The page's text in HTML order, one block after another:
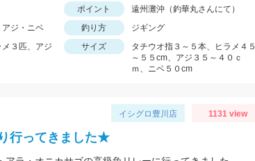
ポイント
遠州灘沖（釣華丸さんにて）
アジ・ニベ 釣り方
ジギング
３匹、アジ
サイズ
タチウオ指３～５本、ヒラメ４５
～５５cm、アジ３５～４０ｃ
ｍ、ニベ５０cm
イシグロ豊川店 1131 view
行ってきました★